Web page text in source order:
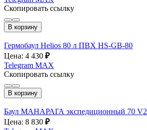
Скопировать ссылку
В корзину
Гермобаул Helios 80 л ПВХ HS-GB-80
Цена: 4 430 ₽
Telegram MAX
Скопировать ссылку
В корзину
Баул МАНАРАГА экспедиционный 70 V2
Цена: 8 830 ₽